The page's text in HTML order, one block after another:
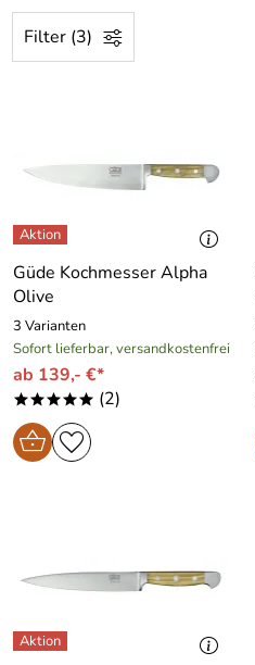
Filter (3)
Güde Kochmesser Alpha
Olive
3 Varianten
Sofort lieferbar, versandkostenfrei
ab 139,- €*
***** (2)